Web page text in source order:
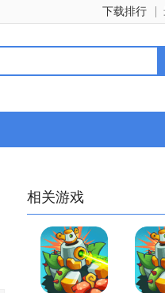
下载排行
相关游戏